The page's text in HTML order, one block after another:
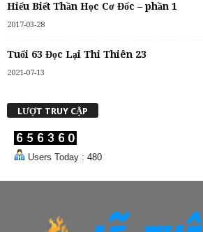
Hiểu Biết Thần Học Cơ Đốc – phần 1
2017-03-28
Tuổi 63 Đọc Lại Thi Thiên 23
2021-07-13
LƯỢT TRUY CẬP
Users Today : 480